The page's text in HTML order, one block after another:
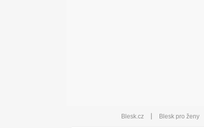
Blesk.cz | Blesk pro ženy